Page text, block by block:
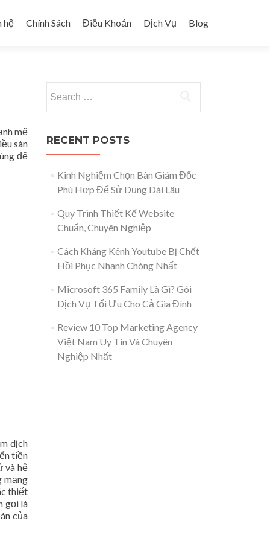
hệ Chính Sách Điều Khoản Dịch Vụ Blog
mẽ
sàn
để
dịch
tiền
và hệ
mạng
thiết
gọi là
của
RECENT POSTS
Kinh Nghiệm Chọn Bàn Giám Đốc
Phù Hợp Để Sử Dụng Dài Lâu
Quy Trình Thiết Kế Website
Chuẩn, Chuyên Nghiệp
Cách Kháng Kênh Youtube Bị Chết
Hồi Phục Nhanh Chóng Nhất
Microsoft 365 Family Là Gì? Gói
Dịch Vụ Tối Ưu Cho Cả Gia Đình
Review 10 Top Marketing Agency
Việt Nam Uy Tín Và Chuyên
Nghiệp Nhất